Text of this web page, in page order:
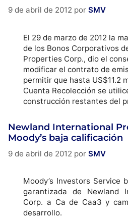
9 de abril de 2012 por SMV
El 29 de marzo de 2012 la
de los Bonos Corporativos
Properties Corp., dio el
modificar el contrato de
permitir que hasta US$11.2
Cuenta Recolección se
construcción restantes del
Newland International
Moody’s baja calificación
9 de abril de 2012 por SMV
Moody’s Investors Service
garantizada de Newland
Corp. a Ca de Caa3 y
desarrollo.